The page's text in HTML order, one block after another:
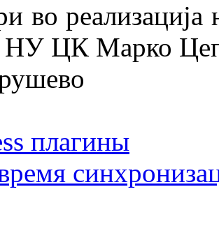
во
НУ ЦК Марко
плагины